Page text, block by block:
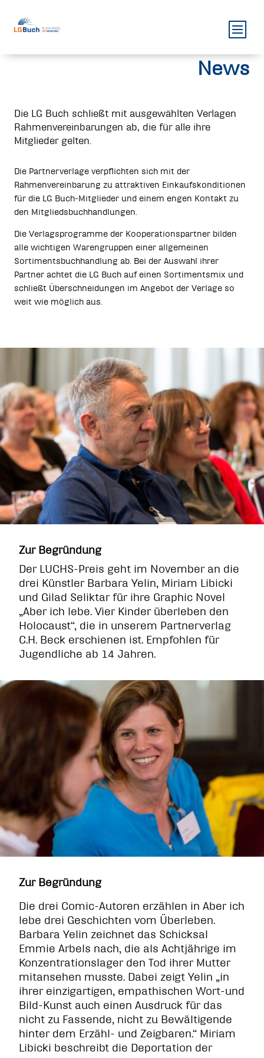
News
Die LG Buch schließt mit ausgewählten Verlagen
Rahmenvereinbarungen ab, die für alle ihre
Mitglieder gelten.
Die Partnerverlage verpflichten sich mit der
Rahmenvereinbarung zu attraktiven Einkaufskonditionen
für die LG Buch-Mitglieder und einem engen Kontakt zu
den Mitgliedsbuchhandlungen.
Die Verlagsprogramme der Kooperationspartner bilden
alle wichtigen Warengruppen einer allgemeinen
Sortimentsbuchhandlung ab. Bei der Auswahl ihrer
Partner achtet die LG Buch auf einen Sortimentsmix und
schließt Überschneidungen im Angebot der Verlage so
weit wie möglich aus.
Zur Begründung
Der LUCHS-Preis geht im November an die
drei Künstler Barbara Yelin, Miriam Libicki
und Gilad Seliktar für ihre Graphic Novel
„Aber ich lebe. Vier Kinder überleben den
Holocaust“, die in unserem Partnerverlag
C.H. Beck erschienen ist. Empfohlen für
Jugendliche ab 14 Jahren.
Zur Begründung
Die drei Comic-Autoren erzählen in Aber ich
lebe drei Geschichten vom Überleben.
Barbara Yelin zeichnet das Schicksal
Emmie Arbels nach, die als Achtjährige im
Konzentrationslager den Tod ihrer Mutter
mitansehen musste. Dabei zeigt Yelin „in
ihrer einzigartigen, empathischen Wort-und
Bild-Kunst auch einen Ausdruck für das
nicht zu Fassende, nicht zu Bewältigende
hinter dem Erzähl- und Zeigbaren.“ Miriam
Libicki beschreibt die Deportation der